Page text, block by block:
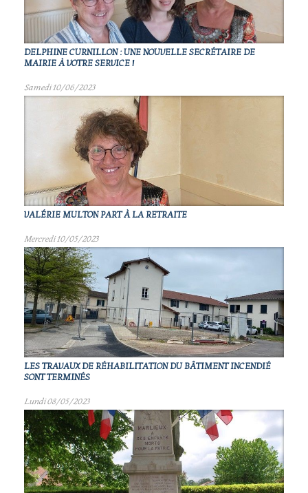
DELPHINE CURNILLON : UNE NOUVELLE SECRÉTAIRE DE
MAIRIE À VOTRE SERVICE !
Samedi 10/06/2023
VALÉRIE MULTON PART À LA RETRAITE
Mercredi 10/05/2023
LES TRAVAUX DE RÉHABILITATION DU BÂTIMENT INCENDIÉ
SONT TERMINÉS
Lundi 08/05/2023